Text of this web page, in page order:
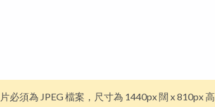
必須為 JPEG 檔案，尺寸為 1440px 闊 x 810px 高